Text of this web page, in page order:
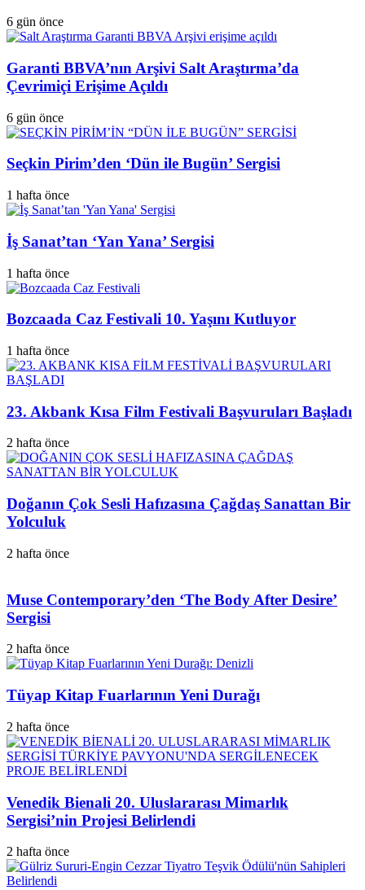
6 gün önce
Garanti BBVA’nın Arşivi Salt Araştırma’da
Çevrimiçi Erişime Açıldı
6 gün önce
Seçkin Pirim’den ‘Dün ile Bugün’ Sergisi
1 hafta önce
İş Sanat’tan ‘Yan Yana’ Sergisi
1 hafta önce
Bozcaada Caz Festivali 10. Yaşını Kutluyor
1 hafta önce
23. Akbank Kısa Film Festivali Başvuruları Başladı
2 hafta önce
Doğanın Çok Sesli Hafızasına Çağdaş Sanattan Bir
Yolculuk
2 hafta önce
Muse Contemporary’den ‘The Body After Desire’
Sergisi
2 hafta önce
Tüyap Kitap Fuarlarının Yeni Durağı
2 hafta önce
Venedik Bienali 20. Uluslararası Mimarlık
Sergisi’nin Projesi Belirlendi
2 hafta önce